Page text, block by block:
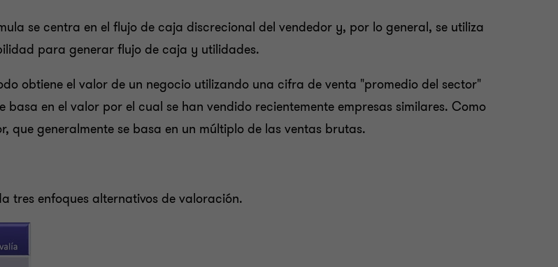
se centra en el flujo de caja discrecional del vendedor y, por lo general, se utiliza
para generar flujo de caja y utilidades.
obtiene el valor de un negocio utilizando una cifra de venta "promedio del sector"
en el valor por el cual se han vendido recientemente empresas similares. Como
generalmente se basa en un múltiplo de las ventas brutas.
tres enfoques alternativos de valoración.